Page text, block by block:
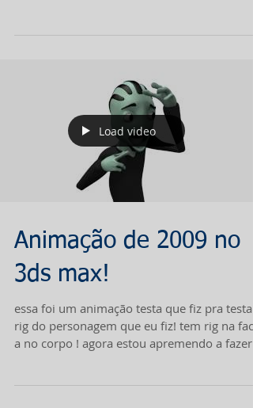
Load video
Animação de 2009 no
3ds max!
essa foi um animação testa que fiz pra testar
rig do personagem que eu fiz! tem rig na face
a no corpo ! agora estou apremendo a fazer...